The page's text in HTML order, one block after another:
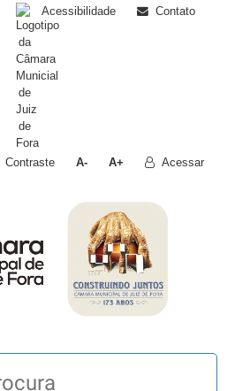
Acessibilidade Contato
Contraste A- A+ Acessar